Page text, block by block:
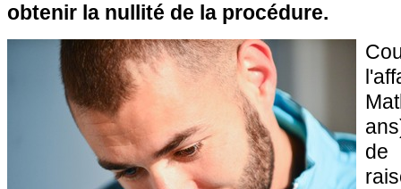
obtenir la nullité de la procédure.
de